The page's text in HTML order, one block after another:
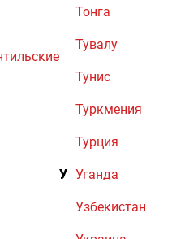
Тонга
Тувалу
Тунис
Туркмения
Турция
У Уганда
Узбекистан